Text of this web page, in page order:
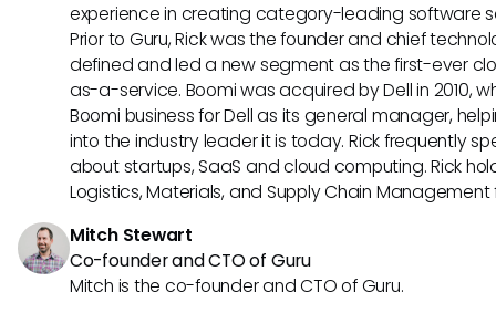
experience in creating category-leading software
Prior to Guru, Rick was the founder and chief
defined and led a new segment as the first-ever
as-a-service. Boomi was acquired by Dell in 2010,
Boomi business for Dell as its general manager,
into the industry leader it is today. Rick frequently
about startups, SaaS and cloud computing. Rick
Logistics, Materials, and Supply Chain Management
Mitch Stewart
Co-founder and CTO of Guru
Mitch is the co-founder and CTO of Guru.